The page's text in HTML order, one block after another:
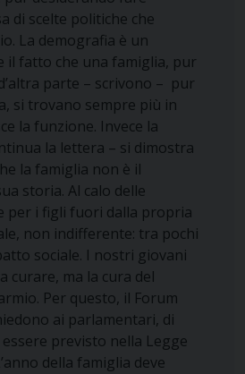
di scelte politiche che
La demografia è un
il fatto che una famiglia, pur
parte – scrivono – pur
si trovano sempre più in
la funzione. Invece la
la lettera – si dimostra
la famiglia non è il
storia. Al calo delle
per i figli fuori dalla propria
non indifferente: tra pochi
sociale. I nostri giovani
curare, ma la cura del
Per questo, il Forum
ai parlamentari, di
previsto nella Legge
della famiglia deve